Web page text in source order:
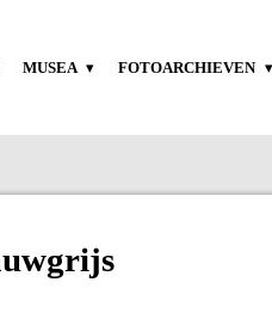
MUSEA FOTOARCHIEVEN